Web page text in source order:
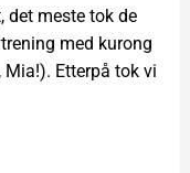
det meste tok de
med kurong
Etterpå tok vi